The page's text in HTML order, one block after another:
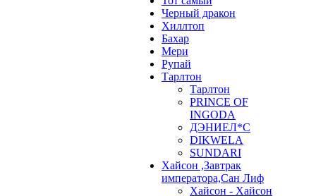
Черный дракон
Хиллтоп
Бахар
Мери
Рупай
Тарлтон
Тарлтон
PRINCE OF
INGODA
ДЭНИЕЛ*С
DIKWELA
SUNDARI
Хайсон ,Завтрак
императора,Сан Лиф
Хайсон - Хайсон